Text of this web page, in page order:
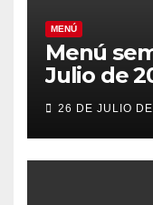
MENÚ
Menú
Julio de
26 DE JULIO